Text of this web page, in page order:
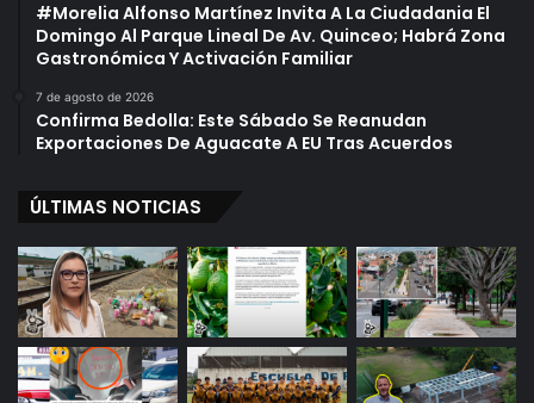
#Morelia Alfonso Martínez Invita A La Ciudadania El
Domingo Al Parque Lineal De Av. Quinceo; Habrá Zona
Gastronómica Y Activación Familiar
7 de agosto de 2026
Confirma Bedolla: Este Sábado Se Reanudan
Exportaciones De Aguacate A EU Tras Acuerdos
ÚLTIMAS NOTICIAS